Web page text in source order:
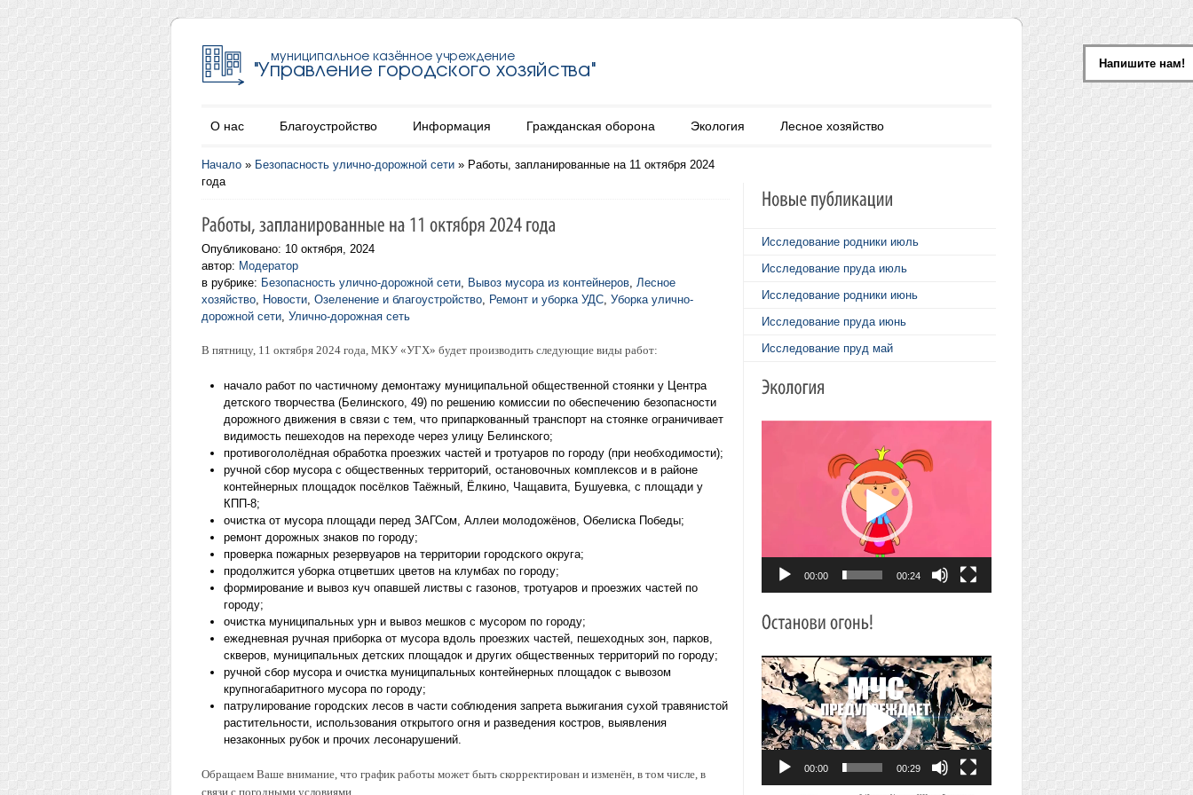
О нас Благоустройство Информация Гражданская оборона Экология Лесное хозяйство
Начало » Безопасность улично-дорожной сети » Работы, запланированные на 11 октября 2024
года
Опубликовано: 10 октября, 2024
автор: Модератор
в рубрике: Безопасность улично-дорожной сети, Вывоз мусора из контейнеров, Лесное
хозяйство, Новости, Озеленение и благоустройство, Ремонт и уборка УДС, Уборка улично-
дорожной сети, Улично-дорожная сеть
В пятницу, 11 октября 2024 года, МКУ «УГХ» будет производить следующие виды работ:
начало работ по частичному демонтажу муниципальной общественной стоянки у Центра
детского творчества (Белинского, 49) по решению комиссии по обеспечению безопасности
дорожного движения в связи с тем, что припаркованный транспорт на стоянке ограничивает
видимость пешеходов на переходе через улицу Белинского;
противогололёдная обработка проезжих частей и тротуаров по городу (при необходимости);
ручной сбор мусора с общественных территорий, остановочных комплексов и в районе
контейнерных площадок посёлков Таёжный, Ёлкино, Чащавита, Бушуевка, с площади у
КПП-8;
очистка от мусора площади перед ЗАГСом, Аллеи молодожёнов, Обелиска Победы;
ремонт дорожных знаков по городу;
проверка пожарных резервуаров на территории городского округа;
продолжится уборка отцветших цветов на клумбах по городу;
формирование и вывоз куч опавшей листвы с газонов, тротуаров и проезжих частей по
городу;
очистка муниципальных урн и вывоз мешков с мусором по городу;
ежедневная ручная приборка от мусора вдоль проезжих частей, пешеходных зон, парков,
скверов, муниципальных детских площадок и других общественных территорий по городу;
ручной сбор мусора и очистка муниципальных контейнерных площадок с вывозом
крупногабаритного мусора по городу;
патрулирование городских лесов в части соблюдения запрета выжигания сухой травянистой
растительности, использования открытого огня и разведения костров, выявления
незаконных рубок и прочих лесонарушений.
Обращаем Ваше внимание, что график работы может быть скорректирован и изменён, в том числе, в
связи с погодными условиями.
Исследование родники июль
Исследование пруда июль
Исследование родники июнь
Исследование пруда июнь
Исследование пруд май
00:00 00:24
Видеоплеер
00:00 00:29
Напишите нам!